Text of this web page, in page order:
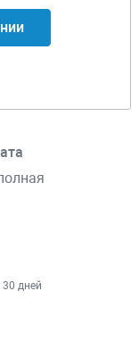
30 дней